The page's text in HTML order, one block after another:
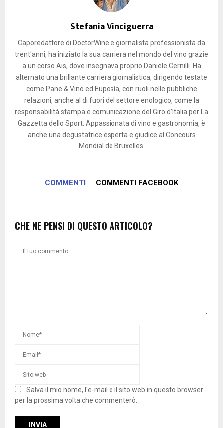
Stefania Vinciguerra
Caporedattore di DoctorWine e giornalista professionista da
trent'anni, ha iniziato la sua carriera nel mondo del vino grazie
a un corso Ais, dove insegnava proprio Daniele Cernilli. Ha
alternato una brillante carriera giornalistica, dirigendo testate
come Pane & Vino ed Euposìa, con ruoli nelle pubbliche
relazioni, anche al di fuori del settore enologico, come la
responsabilità stampa e comunicazione del Giro d’Italia per La
Gazzetta dello Sport. Appassionata di vino e gastronomia, è
anche una degustatrice esperta e giudice al Concours
Mondial de Bruxelles.
COMMENTI COMMENTI FACEBOOK
CHE NE PENSI DI QUESTO ARTICOLO?
Salva il mio nome, l'e-mail e il sito web in questo browser
per la prossima volta che commenterò.